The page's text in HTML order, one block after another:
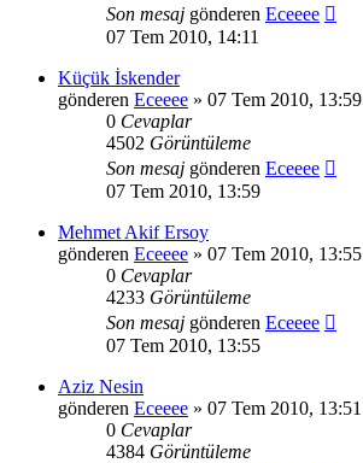
Son mesaj gönderen Eceeee
07 Tem 2010, 14:11
Küçük İskender
gönderen Eceeee » 07 Tem 2010, 13:59
0 Cevaplar
4502 Görüntüleme
Son mesaj gönderen Eceeee
07 Tem 2010, 13:59
Mehmet Akif Ersoy
gönderen Eceeee » 07 Tem 2010, 13:55
0 Cevaplar
4233 Görüntüleme
Son mesaj gönderen Eceeee
07 Tem 2010, 13:55
Aziz Nesin
gönderen Eceeee » 07 Tem 2010, 13:51
0 Cevaplar
4384 Görüntüleme